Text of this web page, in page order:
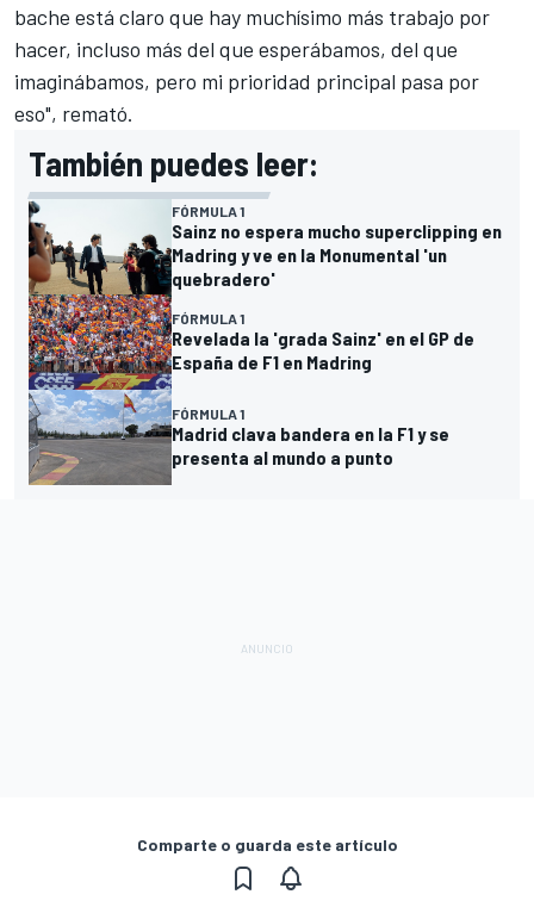
bache está claro que hay muchísimo más trabajo por
hacer, incluso más del que esperábamos, del que
imaginábamos, pero mi prioridad principal pasa por
eso", remató.
También puedes leer:
FÓRMULA 1
Sainz no espera mucho superclipping en
Madring y ve en la Monumental 'un
quebradero'
FÓRMULA 1
Revelada la 'grada Sainz' en el GP de
España de F1 en Madring
FÓRMULA 1
Madrid clava bandera en la F1 y se
presenta al mundo a punto
Comparte o guarda este artículo